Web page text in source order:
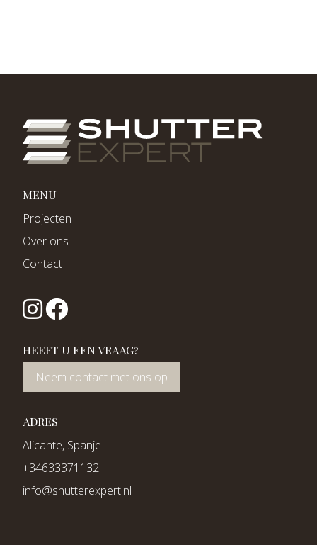
MENU
Projecten
Over ons
Contact
HEEFT U EEN VRAAG?
Neem contact met ons op
ADRES
Alicante, Spanje
+34633371132
info@shutterexpert.nl